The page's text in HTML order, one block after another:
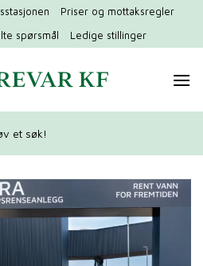
Priser og mottaksregler
spørsmål Ledige stillinger
et søk!